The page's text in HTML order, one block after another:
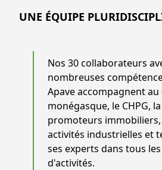
UNE ÉQUIPE
Nos 30 collaborateurs
nombreuses
Apave accompagnent au
monégasque, le CHPG,
promoteurs
activités industrielles et
ses experts dans tous
d'activités.